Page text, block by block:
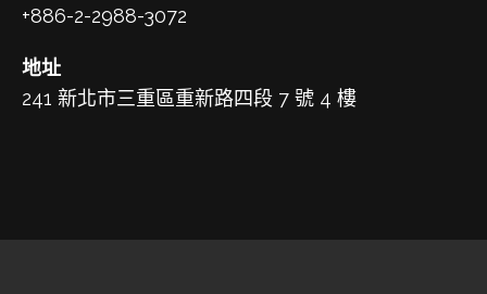
+886-2-2988-3072
地址
241 新北市三重區重新路四段 7 號 4 樓